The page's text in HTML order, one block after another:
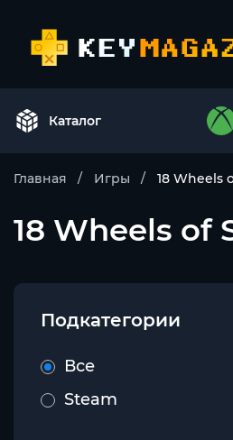
Каталог
Главная Игры 18 Wheels
18 Wheels of
Подкатегории
Все
Steam